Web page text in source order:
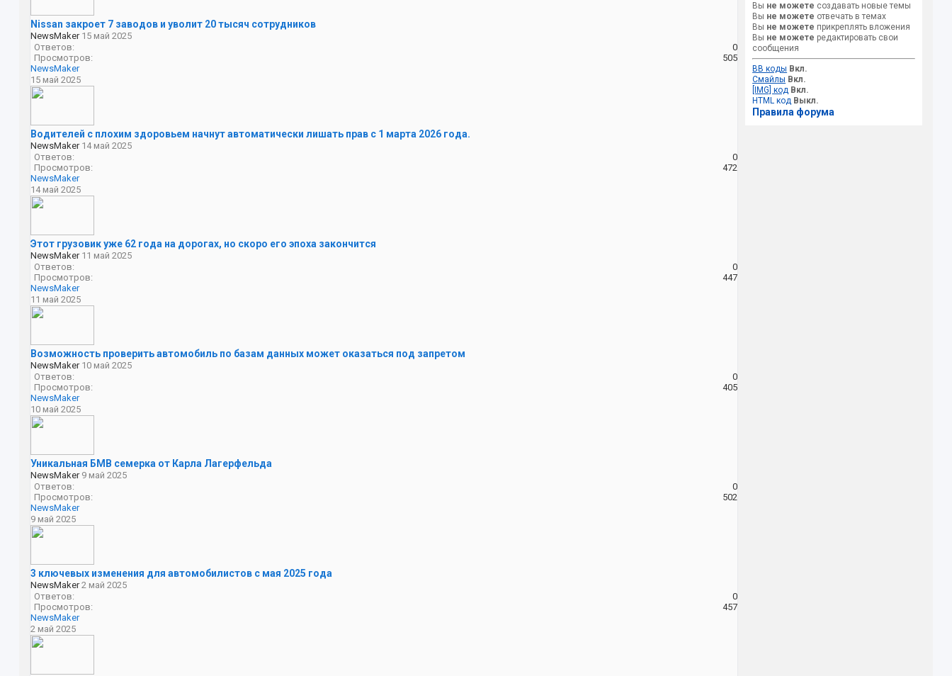
Nissan закроет 7 заводов и уволит 20 тысяч сотрудников
NewsMaker 15 май 2025
Ответов:
0
Просмотров:
505
NewsMaker
15 май 2025
Водителей с плохим здоровьем начнут автоматически лишать прав с 1 марта 2026 года.
NewsMaker 14 май 2025
Ответов:
0
Просмотров:
472
NewsMaker
14 май 2025
Этот грузовик уже 62 года на дорогах, но скоро его эпоха закончится
NewsMaker 11 май 2025
Ответов:
0
Просмотров:
447
NewsMaker
11 май 2025
Возможность проверить автомобиль по базам данных может оказаться под запретом
NewsMaker 10 май 2025
Ответов:
0
Просмотров:
405
NewsMaker
10 май 2025
Уникальная БМВ семерка от Карла Лагерфельда
NewsMaker 9 май 2025
Ответов:
0
Просмотров:
502
NewsMaker
9 май 2025
3 ключевых изменения для автомобилистов с мая 2025 года
NewsMaker 2 май 2025
Ответов:
0
Просмотров:
457
NewsMaker
2 май 2025
Вы не можете создавать новые темы
Вы не можете отвечать в темах
Вы не можете прикреплять вложения
Вы не можете редактировать свои
сообщения
BB коды Вкл.
Смайлы Вкл.
[IMG] код Вкл.
HTML код Выкл.
Правила форума